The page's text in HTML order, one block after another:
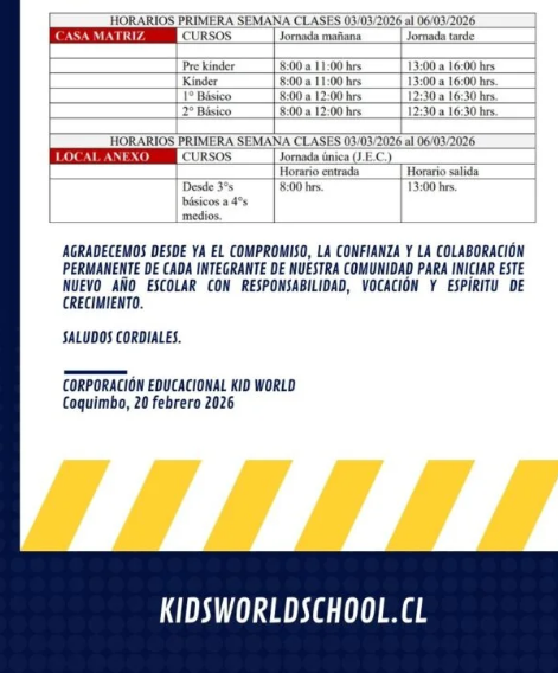
Plan Escolar
Como contactarnos
secretaria@kidsworldschool.com
Teléfono
Casa Matriz +56 512 605 641
Donde ubicarnos
Ignacio Carrera Pinto 955,
Anexo
Guillermo Edwards 560,